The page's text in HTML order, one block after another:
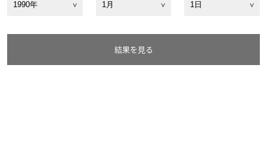
結果を見る